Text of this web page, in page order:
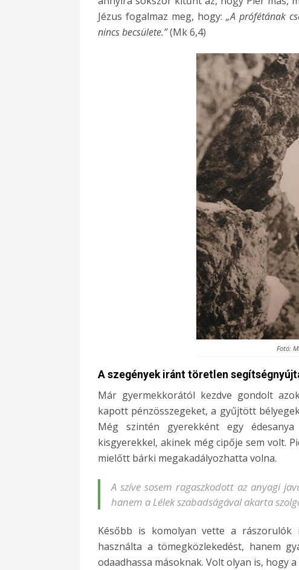
Jézus fogalmaz meg, hogy: „A prófétának
nincs becsülete.”(Mk 6,4)
Fotó:
A szegények iránt töretlen
Már gyermekkorától kezdve gondolt
kapott pénzösszegeket, a gyűjtött
Még szintén gyerekként egy
kisgyerekkel, akinek még cipője sem volt.
mielőtt bárki megakadályozhatta volna.
A szíve sosem ragaszkodott az anyagi
hanem a Lélek szabadságával akarta
Később is komolyan vette a rászorulók
használta a tömegközlekedést, hanem
odaadhassa másoknak. Volt olyan is,